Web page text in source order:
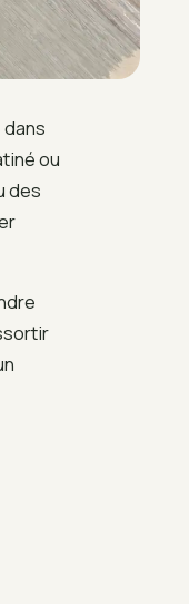
ou
des